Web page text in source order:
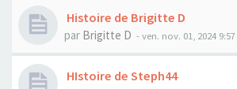
Histoire de Brigitte D
par Brigitte D - ven. nov. 01, 2024
HIstoire de Steph44